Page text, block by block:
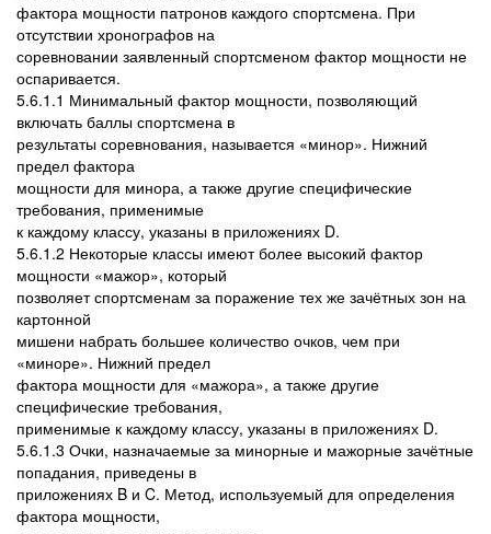
фактора мощности патронов каждого спортсмена. При
отсутствии хронографов на
соревновании заявленный спортсменом фактор мощности не
оспаривается.
5.6.1.1 Минимальный фактор мощности, позволяющий
включать баллы спортсмена в
результаты соревнования, называется «минор». Нижний
предел фактора
мощности для минора, а также другие специфические
требования, применимые
к каждому классу, указаны в приложениях D.
5.6.1.2 Некоторые классы имеют более высокий фактор
мощности «мажор», который
позволяет спортсменам за поражение тех же зачётных зон на
картонной
мишени набрать большее количество очков, чем при
«миноре». Нижний предел
фактора мощности для «мажора», а также другие
специфические требования,
применимые к каждому классу, указаны в приложениях D.
5.6.1.3 Очки, назначаемые за минорные и мажорные зачётные
попадания, приведены в
приложениях B и C. Метод, используемый для определения
фактора мощности,